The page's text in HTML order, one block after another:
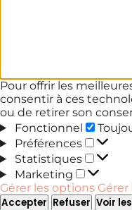
Pour offrir les
consentir à ces
ou de retirer son
Fonctionnel
Préférences
Statistiques
Marketing
Gérer les options Gérer
Accepter Refuser Voir